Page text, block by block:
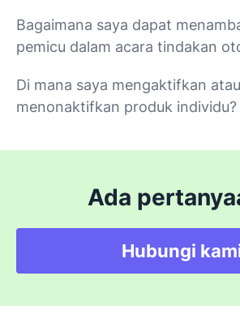
Bagaimana saya dapat
pemicu dalam acara tindakan
Di mana saya mengaktifkan atau
menonaktifkan produk individu?
Ada
Hubungi